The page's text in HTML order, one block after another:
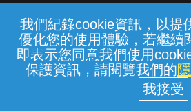
我們紀錄cookie資訊，以提
優化您的使用體驗，若繼續
即表示您同意我們使用
保護資訊，請閱覽我們的
常見問題 線上客服 服務
中華電信股份有限公司個
(統一編號：